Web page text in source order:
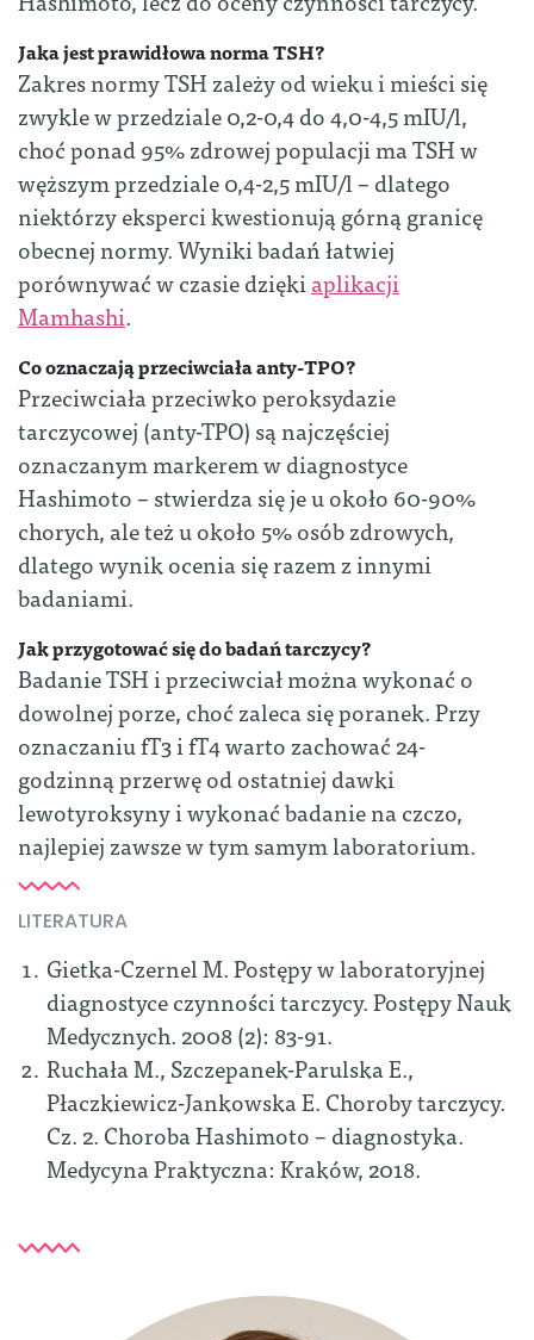
Jaka jest prawidłowa norma TSH?
Zakres normy TSH zależy od wieku i mieści się
zwykle w przedziale 0,2-0,4 do 4,0-4,5 mIU/l,
choć ponad 95% zdrowej populacji ma TSH w
węższym przedziale 0,4-2,5 mIU/l – dlatego
niektórzy eksperci kwestionują górną granicę
obecnej normy. Wyniki badań łatwiej
porównywać w czasie dziękiaplikacji
Mamhashi.
Co oznaczają przeciwciała anty-TPO?
Przeciwciała przeciwko peroksydazie
tarczycowej (anty-TPO) są najczęściej
oznaczanym markerem w diagnostyce
Hashimoto – stwierdza się je u około 60-90%
chorych, ale też u około 5% osób zdrowych,
dlatego wynik ocenia się razem z innymi
badaniami.
Jak przygotować się do badań tarczycy?
Badanie TSH i przeciwciał można wykonać o
dowolnej porze, choć zaleca się poranek. Przy
oznaczaniu fT3 i fT4 warto zachować 24-
godzinną przerwę od ostatniej dawki
lewotyroksyny i wykonać badanie na czczo,
najlepiej zawsze w tym samym laboratorium.
LITERATURA
Gietka-Czernel M. Postępy w laboratoryjnej
diagnostyce czynności tarczycy. Postępy Nauk
Medycznych. 2008 (2): 83-91.
Ruchała M., Szczepanek-Parulska E.,
Płaczkiewicz-Jankowska E. Choroby tarczycy.
Cz. 2. Choroba Hashimoto – diagnostyka.
Medycyna Praktyczna: Kraków, 2018.